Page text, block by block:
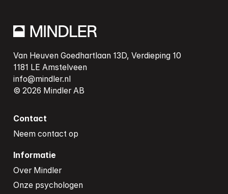
Van Heuven Goedhartlaan 13D, Verdieping 10
1181 LE Amstelveen
info@mindler.nl
Contact
Neem contact op
Informatie
Over Mindler
Onze psychologen